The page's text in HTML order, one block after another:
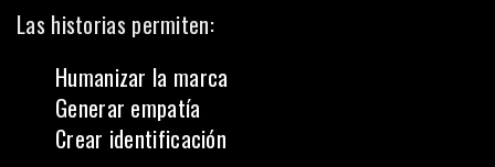
Las historias permiten:
Humanizar la marca
Generar empatía
Crear identificación